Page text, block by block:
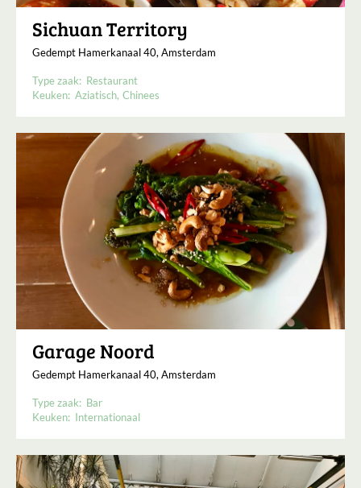
Sichuan Territory
Gedempt Hamerkanaal 40, Amsterdam
Type zaak: Restaurant
Keuken: Aziatisch Chinees
Garage Noord
Gedempt Hamerkanaal 40, Amsterdam
Type zaak: Bar
Keuken: Internationaal